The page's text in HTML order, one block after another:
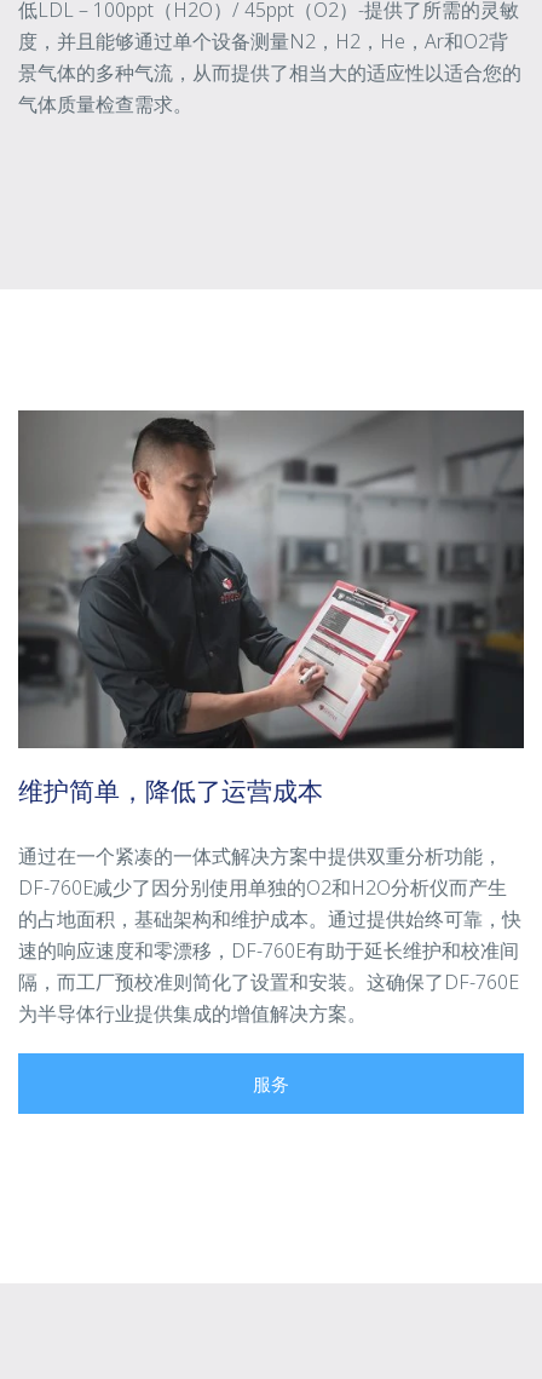
低LDL – 100ppt（H2O）/ 45ppt（O2）-提供了所需的灵敏
度，并且能够通过单个设备测量N2，H2，He，Ar和O2背
景气体的多种气流，从而提供了相当大的适应性以适合您的
气体质量检查需求。
维护简单，降低了运营成本
通过在一个紧凑的一体式解决方案中提供双重分析功能，
DF-760E减少了因分别使用单独的O2和H2O分析仪而产生
的占地面积，基础架构和维护成本。通过提供始终可靠，快
速的响应速度和零漂移，DF-760E有助于延长维护和校准间
隔，而工厂预校准则简化了设置和安装。这确保了DF-760E
为半导体行业提供集成的增值解决方案。
服务